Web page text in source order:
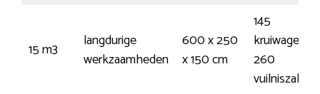
15 m3
langdurige
werkzaamheden
600 x 250
x 150 cm
145
kruiwagens /
260